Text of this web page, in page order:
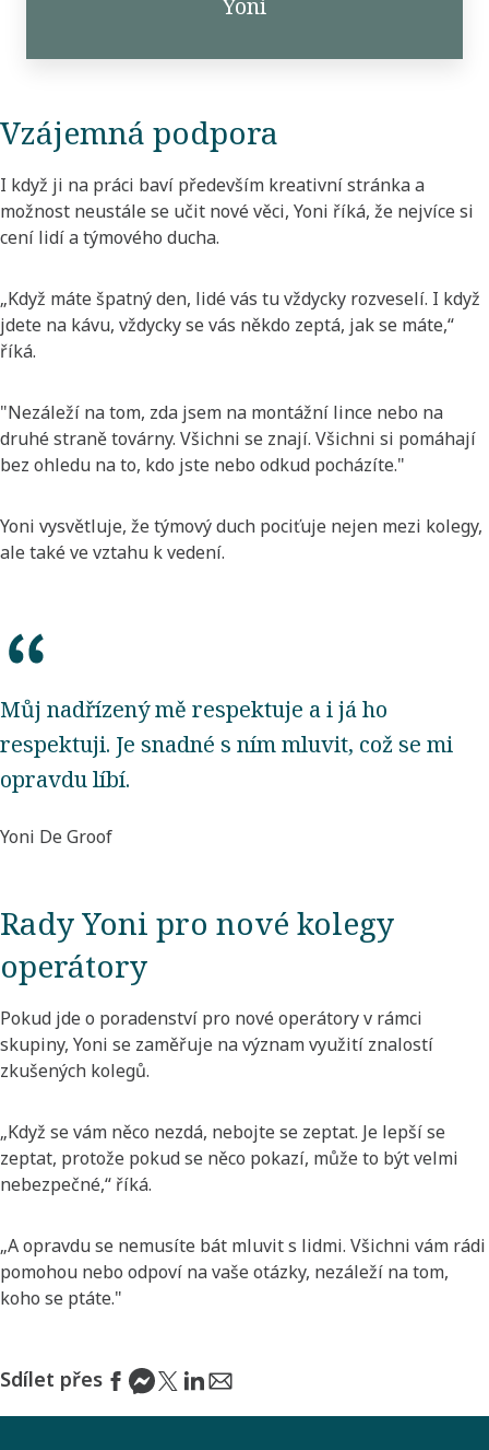
Yoni
Vzájemná podpora
I když ji na práci baví především kreativní stránka a
možnost neustále se učit nové věci, Yoni říká, že nejvíce si
cení lidí a týmového ducha.
„Když máte špatný den, lidé vás tu vždycky rozveselí. I když
jdete na kávu, vždycky se vás někdo zeptá, jak se máte,“
říká.
"Nezáleží na tom, zda jsem na montážní lince nebo na
druhé straně továrny. Všichni se znají. Všichni si pomáhají
bez ohledu na to, kdo jste nebo odkud pocházíte."
Yoni vysvětluje, že týmový duch pociťuje nejen mezi kolegy,
ale také ve vztahu k vedení.
Můj nadřízený mě respektuje a i já ho
respektuji. Je snadné s ním mluvit, což se mi
opravdu líbí.
Yoni De Groof
Rady Yoni pro nové kolegy
operátory
Pokud jde o poradenství pro nové operátory v rámci
skupiny, Yoni se zaměřuje na význam využití znalostí
zkušených kolegů.
„Když se vám něco nezdá, nebojte se zeptat. Je lepší se
zeptat, protože pokud se něco pokazí, může to být velmi
nebezpečné,“ říká.
„A opravdu se nemusíte bát mluvit s lidmi. Všichni vám rádi
pomohou nebo odpoví na vaše otázky, nezáleží na tom,
koho se ptáte."
Sdílet přes